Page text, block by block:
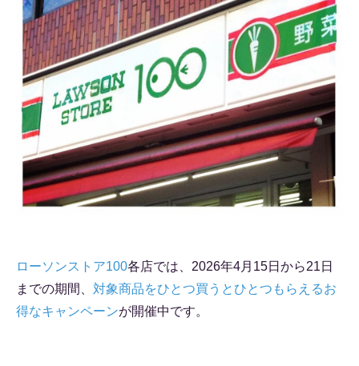
ローソンストア100各店では、2026年4月15日から21日
までの期間、 対象商品をひとつ買うとひとつもらえるお
得なキャンペーンが開催中です。